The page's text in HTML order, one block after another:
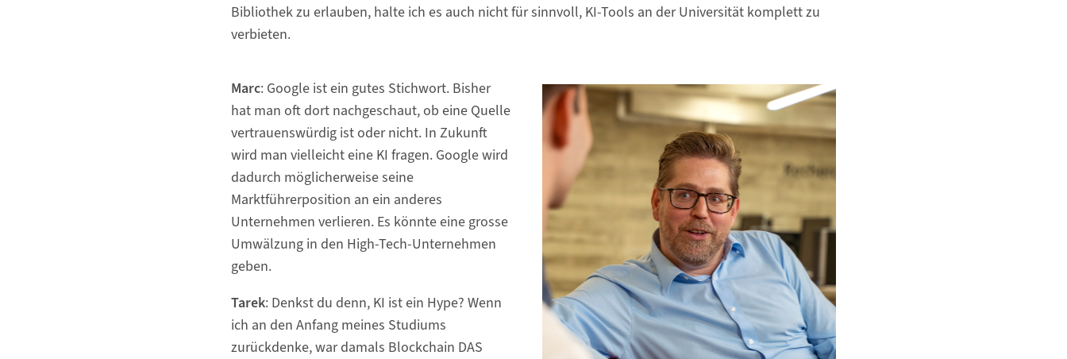
Bibliothek zu erlauben, halte ich es auch nicht für sinnvoll, KI-Tools an der Universität komplett zu
verbieten.
Marc: Google ist ein gutes Stichwort. Bisher
hat man oft dort nachgeschaut, ob eine Quelle
vertrauenswürdig ist oder nicht. In Zukunft
wird man vielleicht eine KI fragen. Google wird
dadurch möglicherweise seine
Marktführerposition an ein anderes
Unternehmen verlieren. Es könnte eine grosse
Umwälzung in den High-Tech-Unternehmen
geben.
Tarek: Denkst du denn, KI ist ein Hype? Wenn
ich an den Anfang meines Studiums
zurückdenke, war damals Blockchain DAS